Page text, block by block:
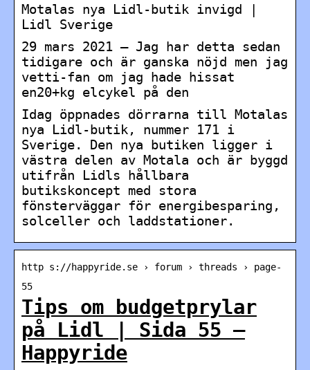
Motalas nya Lidl-butik invigd |
Lidl Sverige
29 mars 2021 — Jag har detta sedan
tidigare och är ganska nöjd men jag
vetti-fan om jag hade hissat
en20+kg elcykel på den
Idag öppnades dörrarna till Motalas
nya Lidl-butik, nummer 171 i
Sverige. Den nya butiken ligger i
västra delen av Motala och är byggd
utifrån Lidls hållbara
butikskoncept med stora
fönsterväggar för energibesparing,
solceller och laddstationer.
http s://happyride.se › forum › threads › page-
55
Tips om budgetprylar
på Lidl | Sida 55 –
Happyride